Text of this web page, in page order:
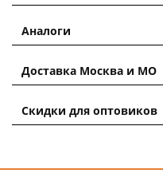
Аналоги
Доставка Москва и МО
Скидки для оптовиков